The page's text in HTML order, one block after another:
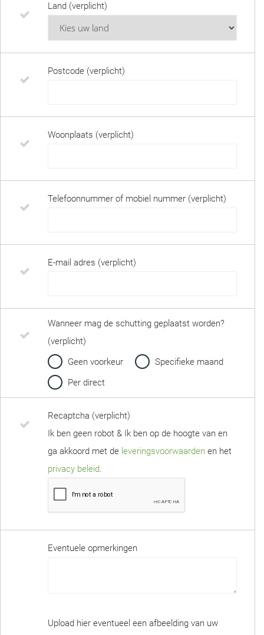
Land (verplicht)
Postcode (verplicht)
Woonplaats (verplicht)
Telefoonnummer of mobiel nummer (verplicht)
E-mail adres (verplicht)
Wanneer mag de schutting geplaatst worden?
(verplicht)
Geen voorkeur
Specifieke maand
Per direct
Recaptcha (verplicht)
Ik ben geen robot & Ik ben op de hoogte van en
ga akkoord met de leveringsvoorwaarden en het
privacy beleid.
Eventuele opmerkingen
Upload hier eventueel een afbeelding van uw